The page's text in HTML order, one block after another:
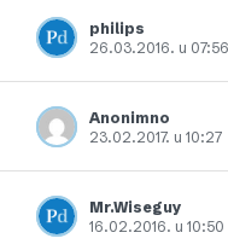
Dodajte u favorite
philips
26.03.2016. u 07:56
Dodajte u favorite
Anonimno
23.02.2017. u 10:27
Dodajte u favorite
Mr.Wiseguy
16.02.2016. u 10:50